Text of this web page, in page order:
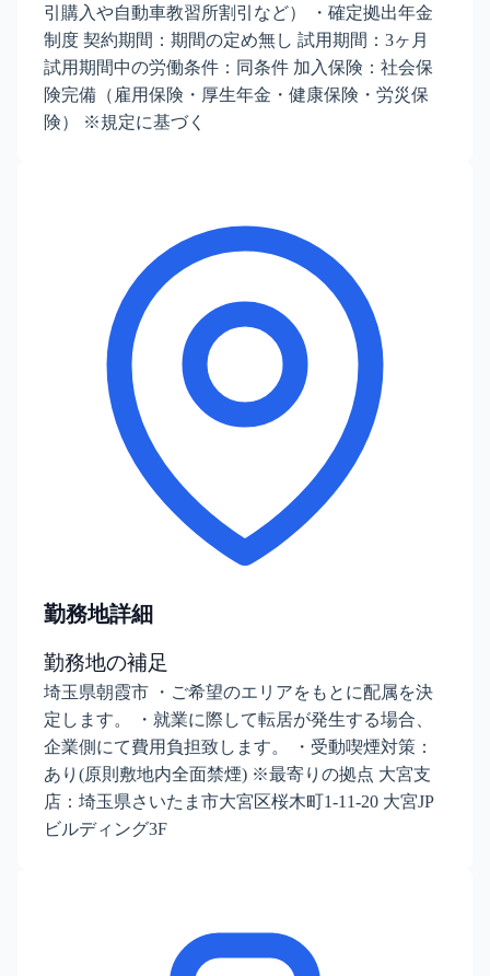
引購入や自動車教習所割引など） ・確定拠出年金
制度 契約期間：期間の定め無し 試用期間：3ヶ月
試用期間中の労働条件：同条件 加入保険：社会保
険完備（雇用保険・厚生年金・健康保険・労災保
険） ※規定に基づく
勤務地詳細
勤務地の補足
埼玉県朝霞市 ・ご希望のエリアをもとに配属を決
定します。 ・就業に際して転居が発生する場合、
企業側にて費用負担致します。 ・受動喫煙対策：
あり(原則敷地内全面禁煙) ※最寄りの拠点 大宮支
店：埼玉県さいたま市大宮区桜木町1-11-20 大宮JP
ビルディング3F